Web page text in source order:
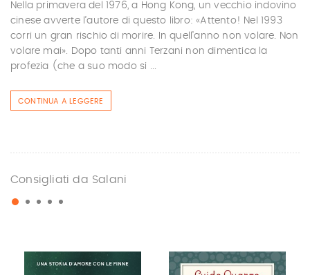
Nella primavera del 1976, a Hong Kong, un vecchio indovino
cinese avverte l’autore di questo libro: «Attento! Nel 1993
corri un gran rischio di morire. In quell’anno non volare. Non
volare mai». Dopo tanti anni Terzani non dimentica la
profezia (che a suo modo si ...
CONTINUA A LEGGERE
Consigliati da Salani